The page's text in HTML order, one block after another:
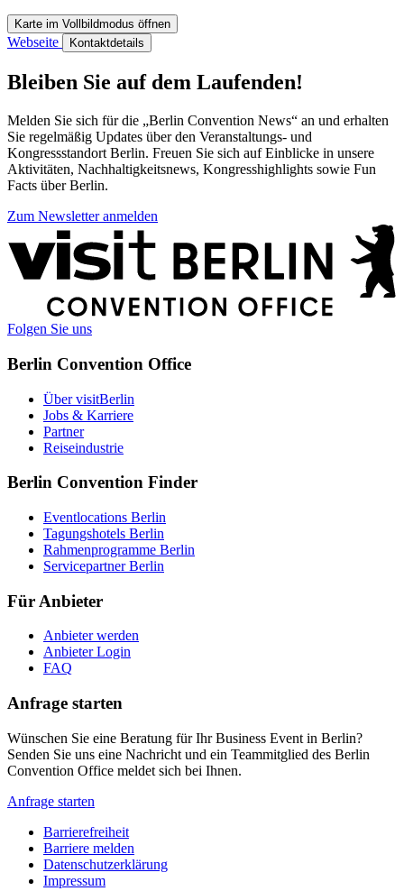
Karte im Vollbildmodus öffnen
Webseite Kontaktdetails
Bleiben Sie auf dem Laufenden!
Melden Sie sich für die „Berlin Convention News“ an und erhalten
Sie regelmäßig Updates über den Veranstaltungs- und
Kongressstandort Berlin. Freuen Sie sich auf Einblicke in unsere
Aktivitäten, Nachhaltigkeitsnews, Kongresshighlights sowie Fun
Facts über Berlin.
Zum Newsletter anmelden
Weitere
Informationen
Folgen Sie uns
Berlin Convention Office
Über visitBerlin
Jobs & Karriere
Partner
Reiseindustrie
Berlin Convention Finder
Eventlocations Berlin
Tagungshotels Berlin
Rahmenprogramme Berlin
Servicepartner Berlin
Für Anbieter
Anbieter werden
Anbieter Login
FAQ
Anfrage starten
Wünschen Sie eine Beratung für Ihr Business Event in Berlin?
Senden Sie uns eine Nachricht und ein Teammitglied des Berlin
Convention Office meldet sich bei Ihnen.
Anfrage starten
Metanavigation
Barrierefreiheit
Barriere melden
Datenschutzerklärung
Impressum